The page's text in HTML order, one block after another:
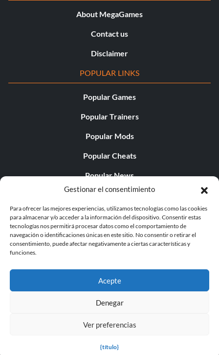
Gestionar el consentimiento
Para ofrecer las mejores experiencias, utilizamos tecnologías como las cookies
para almacenar y/o acceder a la información del dispositivo. Consentir estas
tecnologías nos permitirá procesar datos como el comportamiento de
navegación o identificaciones únicas en este sitio. No consentir o retirar el
consentimiento, puede afectar negativamente a ciertas características y
funciones.
Acepte
Denegar
Ver preferencias
{título}
About MegaGames
Contact us
Disclaimer
POPULAR LINKS
Popular Games
Popular Trainers
Popular Mods
Popular Cheats
Popular News
Popular Editorials
Popular Free Games
LATEST UPDATES
© 1998 - 2026 MegaGames.com All rights reserved
Settings